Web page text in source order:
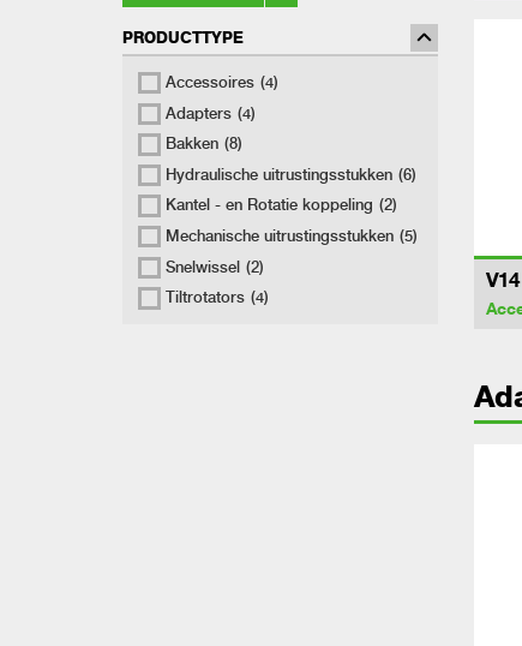
PRODUCTTYPE
Accessoires (4)
Adapters (4)
Bakken (8)
Hydraulische uitrustingsstukken (6)
Kantel - en Rotatie koppeling (2)
Mechanische uitrustingsstukken (5)
Snelwissel (2)
Tiltrotators (4)
V14